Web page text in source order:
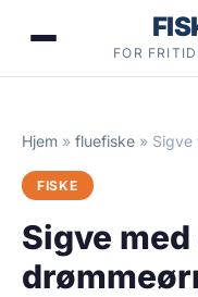
FOR
Hjem » fluefiske » Sigve
FISKE
Sigve